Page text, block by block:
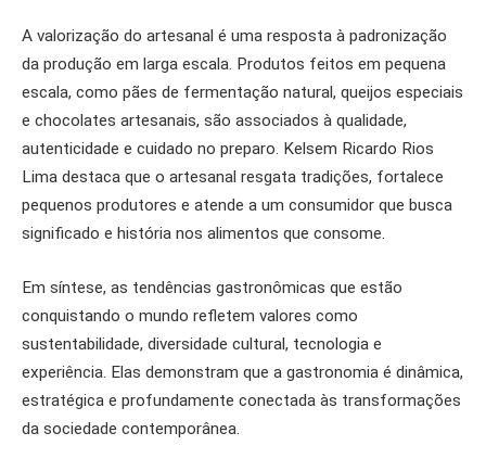
A valorização do artesanal é uma resposta à padronização
da produção em larga escala. Produtos feitos em pequena
escala, como pães de fermentação natural, queijos especiais
e chocolates artesanais, são associados à qualidade,
autenticidade e cuidado no preparo. Kelsem Ricardo Rios
Lima destaca que o artesanal resgata tradições, fortalece
pequenos produtores e atende a um consumidor que busca
significado e história nos alimentos que consome.
Em síntese, as tendências gastronômicas que estão
conquistando o mundo refletem valores como
sustentabilidade, diversidade cultural, tecnologia e
experiência. Elas demonstram que a gastronomia é dinâmica,
estratégica e profundamente conectada às transformações
da sociedade contemporânea.